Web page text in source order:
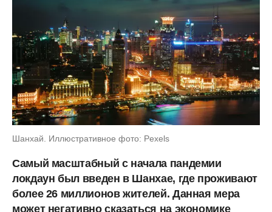
Шанхай. Иллюстративное фото: Pexels
Самый масштабный с начала пандемии
локдаун был введен в Шанхае, где проживают
более 26 миллионов жителей. Данная мера
может негативно сказаться на экономике